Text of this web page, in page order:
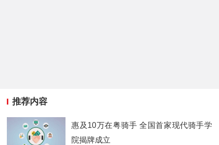
推荐内容
惠及10万在粤骑手 全国首家现代骑手学
院揭牌成立